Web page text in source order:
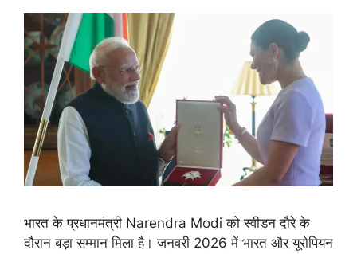
भारत के प्रधानमंत्री Narendra Modi को स्वीडन दौरे के
दौरान बड़ा सम्मान मिला है। जनवरी 2026 में भारत और यूरोपियन